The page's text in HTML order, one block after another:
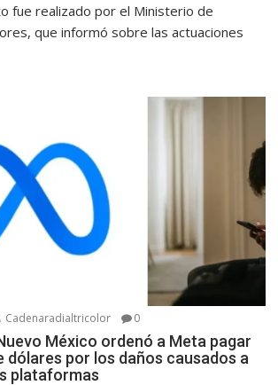
fue realizado por el Ministerio de
que informó sobre las actuaciones
Cadenaradialtricolor 0
México ordenó a Meta pagar
dólares por los daños causados a
plataformas